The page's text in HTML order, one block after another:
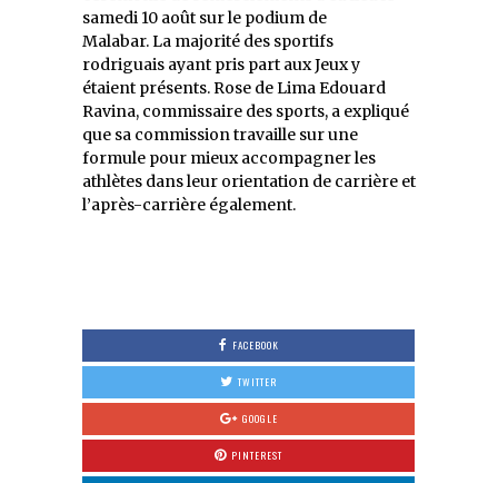
samedi 10 août sur le podium de
Malabar. La majorité des sportifs
rodriguais ayant pris part aux Jeux y
étaient présents. Rose de Lima Edouard
Ravina, commissaire des sports, a expliqué
que sa commission travaille sur une
formule pour mieux accompagner les
athlètes dans leur orientation de carrière et
l’après-carrière également.
FACEBOOK
TWITTER
GOOGLE
PINTEREST